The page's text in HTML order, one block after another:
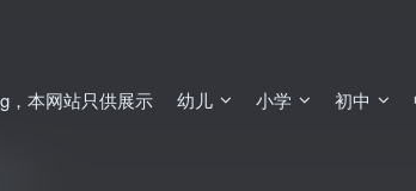
，本网站只供展示 幼儿 小学 初中